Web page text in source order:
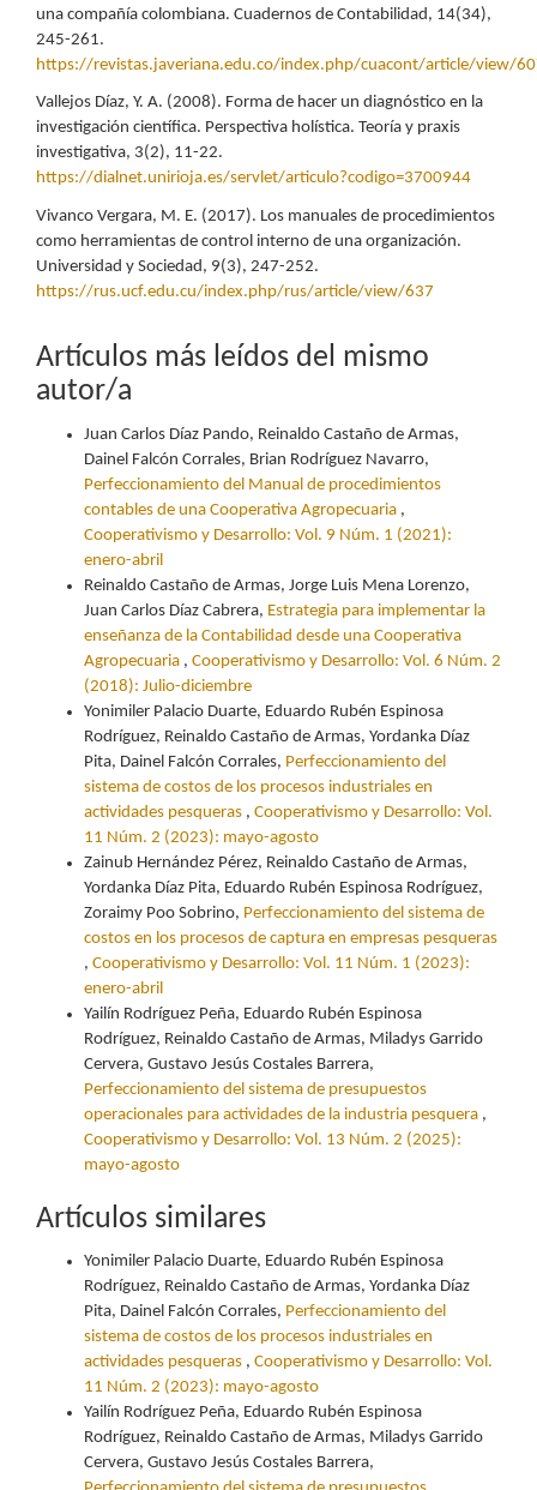
una compañía colombiana. Cuadernos de Contabilidad, 14(34),
245-261.
https://revistas.javeriana.edu.co/index.php/cuacont/article/view/
Vallejos Díaz, Y. A. (2008). Forma de hacer un diagnóstico en la
investigación científica. Perspectiva holística. Teoría y praxis
investigativa, 3(2), 11-22.
https://dialnet.unirioja.es/servlet/articulo?codigo=3700944
Vivanco Vergara, M. E. (2017). Los manuales de procedimientos
como herramientas de control interno de una organización.
Universidad y Sociedad, 9(3), 247-252.
https://rus.ucf.edu.cu/index.php/rus/article/view/637
Artículos más leídos del mismo
autor/a
Juan Carlos Díaz Pando, Reinaldo Castaño de Armas,
Dainel Falcón Corrales, Brian Rodríguez Navarro,
Perfeccionamiento del Manual de procedimientos
contables de una Cooperativa Agropecuaria ,
Cooperativismo y Desarrollo: Vol. 9 Núm. 1 (2021):
enero-abril
Reinaldo Castaño de Armas, Jorge Luis Mena Lorenzo,
Juan Carlos Díaz Cabrera, Estrategia para implementar la
enseñanza de la Contabilidad desde una Cooperativa
Agropecuaria , Cooperativismo y Desarrollo: Vol. 6 Núm. 2
(2018): Julio-diciembre
Yonimiler Palacio Duarte, Eduardo Rubén Espinosa
Rodríguez, Reinaldo Castaño de Armas, Yordanka Díaz
Pita, Dainel Falcón Corrales, Perfeccionamiento del
sistema de costos de los procesos industriales en
actividades pesqueras , Cooperativismo y Desarrollo: Vol.
11 Núm. 2 (2023): mayo-agosto
Zainub Hernández Pérez, Reinaldo Castaño de Armas,
Yordanka Díaz Pita, Eduardo Rubén Espinosa Rodríguez,
Zoraimy Poo Sobrino, Perfeccionamiento del sistema de
costos en los procesos de captura en empresas pesqueras
, Cooperativismo y Desarrollo: Vol. 11 Núm. 1 (2023):
enero-abril
Yailín Rodríguez Peña, Eduardo Rubén Espinosa
Rodríguez, Reinaldo Castaño de Armas, Miladys Garrido
Cervera, Gustavo Jesús Costales Barrera,
Perfeccionamiento del sistema de presupuestos
operacionales para actividades de la industria pesquera ,
Cooperativismo y Desarrollo: Vol. 13 Núm. 2 (2025):
mayo-agosto
Artículos similares
Yonimiler Palacio Duarte, Eduardo Rubén Espinosa
Rodríguez, Reinaldo Castaño de Armas, Yordanka Díaz
Pita, Dainel Falcón Corrales, Perfeccionamiento del
sistema de costos de los procesos industriales en
actividades pesqueras , Cooperativismo y Desarrollo: Vol.
11 Núm. 2 (2023): mayo-agosto
Yailín Rodríguez Peña, Eduardo Rubén Espinosa
Rodríguez, Reinaldo Castaño de Armas, Miladys Garrido
Cervera, Gustavo Jesús Costales Barrera,